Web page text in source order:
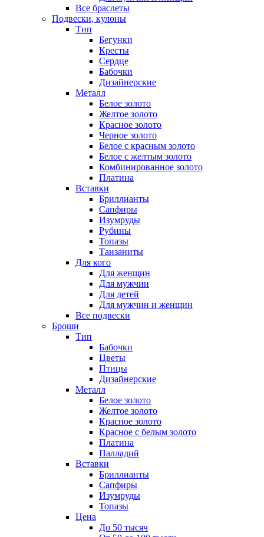
Все браслеты
Подвески, кулоны
Тип
Бегунки
Кресты
Сердце
Бабочки
Дизайнерские
Металл
Белое золото
Желтое золото
Красное золото
Черное золото
Белое с красным золото
Белое с желтым золото
Комбинированное золото
Платина
Вставки
Бриллианты
Сапфиры
Изумруды
Рубины
Топазы
Танзаниты
Для кого
Для женщин
Для мужчин
Для детей
Для мужчин и женщин
Все подвески
Броши
Тип
Бабочки
Цветы
Птицы
Дизайнерские
Металл
Белое золото
Желтое золото
Красное золото
Красное с белым золото
Платина
Палладий
Вставки
Бриллианты
Сапфиры
Изумруды
Топазы
Цена
До 50 тысяч